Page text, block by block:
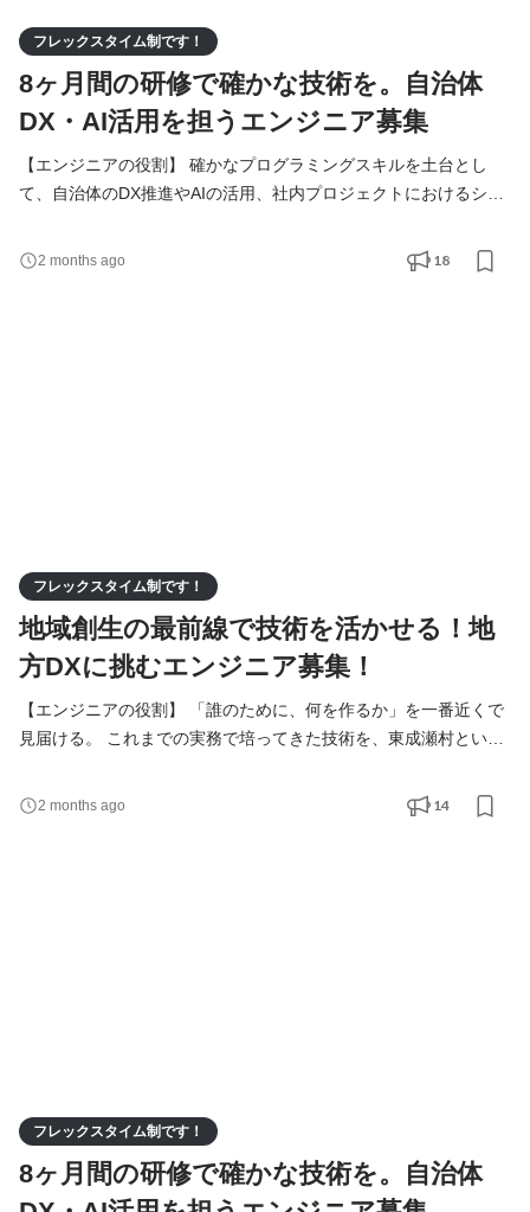
フレックスタイム制です！
8ヶ月間の研修で確かな技術を。自治体
DX・AI活用を担うエンジニア募集
【エンジニアの役割】 確かなプログラミングスキルを土台とし
て、自治体のDX推進やAIの活用、社内プロジェクトにおけるシス
技術を習得し、段階的に実務へと携わっていきます。 住民や職員
の皆さん、地域に根差した企業様の「生の声」を直接聞きながら
2 months ago 18
フレックスタイム制です！
地域創生の最前線で技術を活かせる！地
方DXに挑むエンジニア募集！
【エンジニアの役割】 「誰のために、何を作るか」を一番近くで
見届ける。 これまでの実務で培ってきた技術を、東成瀬村という
切にしているのは、単にシステムを構築することではなく、その
2 months ago 14
フレックスタイム制です！
8ヶ月間の研修で確かな技術を。自治体